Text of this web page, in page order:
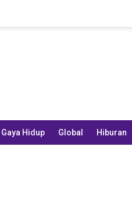
Gaya Hidup Global Hiburan